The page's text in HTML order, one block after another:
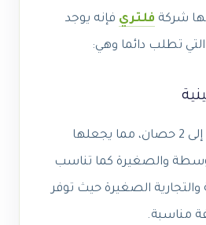
شركة فلتري فإنه يوجد
تطلب دائما وهي:
تتراوح بين 0.5 حصان إلى 2 حصان، مما يجعلها
والصغيرة كما تناسب
والتجارية الصغيرة حيث توفر
مناسبة.